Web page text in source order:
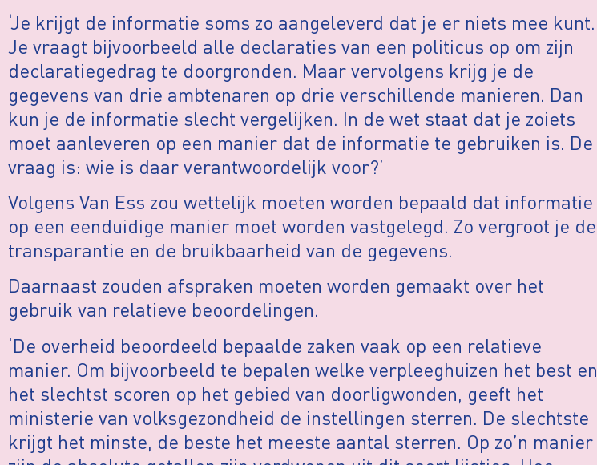
‘Je krijgt de informatie soms zo aangeleverd dat je er niets mee kunt.
Je vraagt bijvoorbeeld alle declaraties van een politicus op om zijn
declaratiegedrag te doorgronden. Maar vervolgens krijg je de
gegevens van drie ambtenaren op drie verschillende manieren. Dan
kun je de informatie slecht vergelijken. In de wet staat dat je zoiets
moet aanleveren op een manier dat de informatie te gebruiken is. De
vraag is: wie is daar verantwoordelijk voor?’
Volgens Van Ess zou wettelijk moeten worden bepaald dat informatie
op een eenduidige manier moet worden vastgelegd. Zo vergroot je de
transparantie en de bruikbaarheid van de gegevens.
Daarnaast zouden afspraken moeten worden gemaakt over het
gebruik van relatieve beoordelingen.
‘De overheid beoordeeld bepaalde zaken vaak op een relatieve
manier. Om bijvoorbeeld te bepalen welke verpleeghuizen het best en
het slechtst scoren op het gebied van doorligwonden, geeft het
ministerie van volksgezondheid de instellingen sterren. De slechtste
krijgt het minste, de beste het meeste aantal sterren. Op zo’n manier